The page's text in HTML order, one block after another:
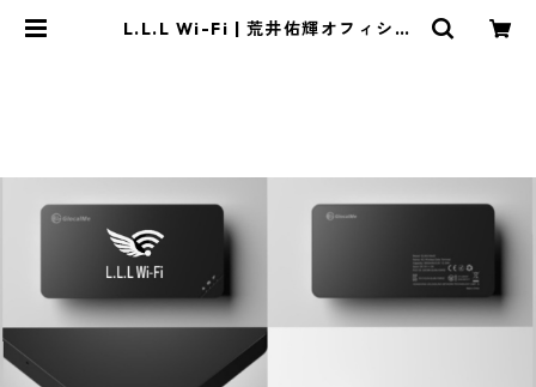
L.L.L Wi-Fi | 荒井佑輝オフィシャ